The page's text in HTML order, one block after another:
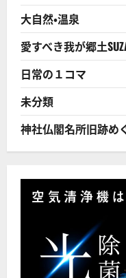
う
す
る
／
西
川
芳
昭
谷
大
学
済
授）
に
て
さ
ら
に
読
大自然・温泉
愛すべき我が郷土
日常の１コマ
未分類
神社仏閣名所旧跡め